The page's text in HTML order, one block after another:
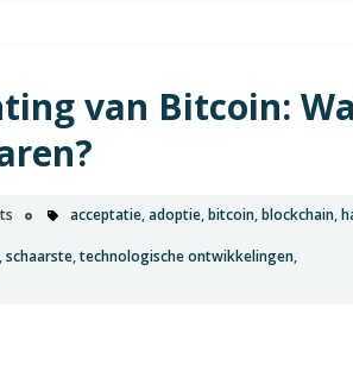
van Bitcoin:
acceptatie,adoptie,bitcoin,blockchain,
,schaarste,technologische ontwikkelingen,